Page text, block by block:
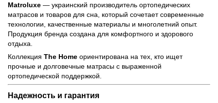
Matroluxe — украинский производитель ортопедических
матрасов и товаров для сна, который сочетает современные
технологии, качественные материалы и многолетний опыт.
Продукция бренда создана для комфортного и здорового
отдыха.
Коллекция The Home ориентирована на тех, кто ищет
прочные и долговечные матрасы с выраженной
ортопедической поддержкой.
Надежность и гарантия